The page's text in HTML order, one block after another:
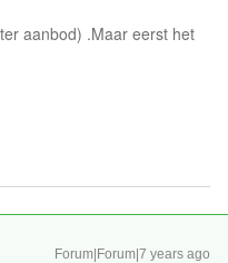
aanbod) .Maar eerst het
Forum|Forum|7 years ago